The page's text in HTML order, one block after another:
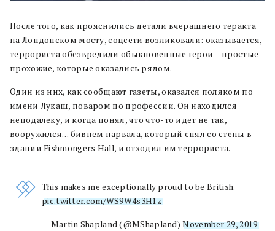
После того, как прояснились детали вчерашнего теракта
на Лондонском мосту, соцсети возликовали: оказывается,
террориста обезвредили обыкновенные герои – простые
прохожие, которые оказались рядом.
Один из них, как сообщают газеты, оказался поляком по
имени Лукаш, поваром по профессии. Он находился
неподалеку, и когда понял, что что-то идет не так,
вооружился… бивнем нарвала, который снял со стены в
здании Fishmongers Hall, и отходил им террориста.
This makes me exceptionally proud to be British.
pic.twitter.com/WS9W4s3H1z
— Martin Shapland (@MShapland)November 29, 2019